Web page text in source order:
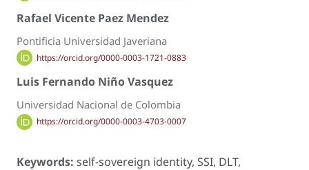
Rafael Vicente Paez Mendez
Pontificia Universidad Javeriana
https://orcid.org/0000-0003-1721-0883
Luis Fernando Niño Vasquez
Universidad Nacional de Colombia
https://orcid.org/0000-0003-4703-0007
Keywords: self-sovereign identity, SSI, DLT,